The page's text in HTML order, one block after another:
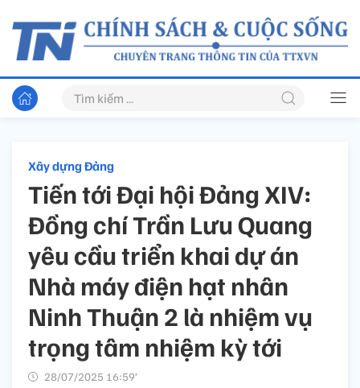
Xây dựng Đảng
Tiến tới Đại hội Đảng XIV:
Đồng chí Trần Lưu Quang
yêu cầu triển khai dự án
Nhà máy điện hạt nhân
Ninh Thuận 2 là nhiệm vụ
trọng tâm nhiệm kỳ tới
28/07/2025 16:59’